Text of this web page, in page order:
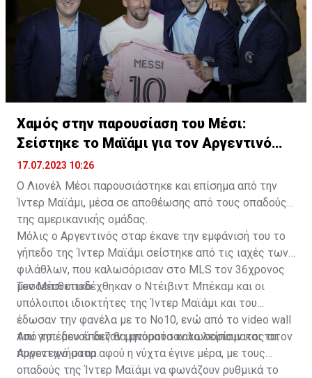
Χαμός στην παρουσίαση του Μέσι:
Σείστηκε το Μαϊάμι για τον Αργεντινό
σταρ
17.07.2023 10:26
Ο Λιονέλ Μέσι παρουσιάστηκε και επίσημα από την
Ίντερ Μαϊάμι, μέσα σε αποθέωσης από τους οπαδούς
της αμερικανικής ομάδας.
Μόλις ο Αργεντινός σταρ έκανε την εμφάνισή του το
γήπεδο της Ίντερ Μαϊάμι σείστηκε από τις ιαχές των
φιλάθλων, που καλωσόρισαν στο MLS τον 36χρονος
μεσοεπιθετικό.
Τον Μέσι υποδέχθηκαν ο Ντέιβιντ Μπέκαμ και οι
υπόλοιποι ιδιοκτήτες της Ίντερ Μαϊάμι και του
έδωσαν την φανέλα με το Νο10, ενώ από το video wall
του γηπέδου έπαιζαν μηνύματα καλωσορίσματος στον
Αργεντινό σταρ.
Από το... μενού δεν θα μπορούσαν να λείπουν και τα
πυροτεχνήματα αφού η νύχτα έγινε μέρα, με τους
οπαδούς της Ίντερ Μαϊάμι να φωνάζουν ρυθμικά το